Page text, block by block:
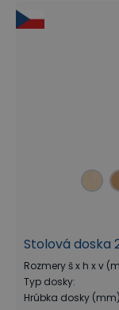
Stolová doska
Rozmery š x h x v
Typ dosky:
Hrúbka dosky (mm)